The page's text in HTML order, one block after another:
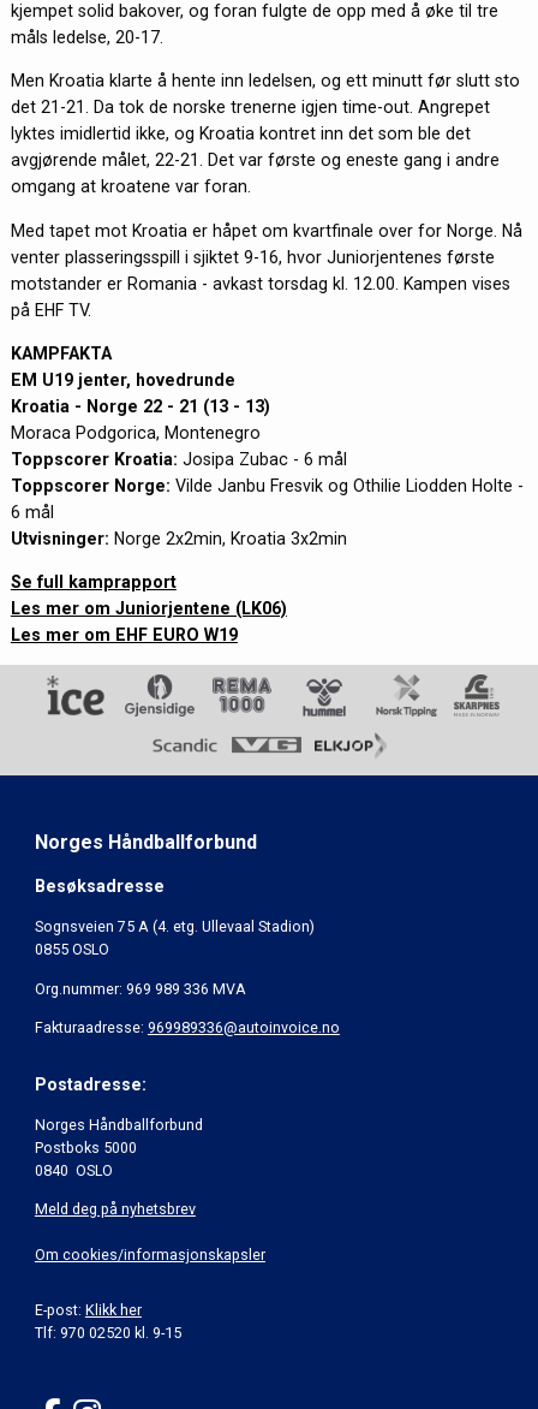
kjempet solid bakover, og foran fulgte de opp med å øke til tre
måls ledelse, 20-17.
Men Kroatia klarte å hente inn ledelsen, og ett minutt før slutt sto
det 21-21. Da tok de norske trenerne igjen time-out. Angrepet
lyktes imidlertid ikke, og Kroatia kontret inn det som ble det
avgjørende målet, 22-21. Det var første og eneste gang i andre
omgang at kroatene var foran.
Med tapet mot Kroatia er håpet om kvartfinale over for Norge. Nå
venter plasseringsspill i sjiktet 9-16, hvor Juniorjentenes første
motstander er Romania - avkast torsdag kl. 12.00. Kampen vises
på EHF TV.
KAMPFAKTA
EM U19 jenter, hovedrunde
Kroatia - Norge 22 - 21 (13 - 13)
Moraca Podgorica, Montenegro
Toppscorer Kroatia: Josipa Zubac - 6 mål
Toppscorer Norge: Vilde Janbu Fresvik og Othilie Liodden Holte -
6 mål
Utvisninger: Norge 2x2min, Kroatia 3x2min
Se full kamprapport
Les mer om Juniorjentene (LK06)
Les mer om EHF EURO W19
Norges Håndballforbund
Besøksadresse
Sognsveien 75 A (4. etg. Ullevaal Stadion)
0855 OSLO
Org.nummer: 969 989 336 MVA
Fakturaadresse: 969989336@autoinvoice.no
Postadresse:
Norges Håndballforbund
Postboks 5000
0840 OSLO
Meld deg på nyhetsbrev
Om cookies/informasjonskapsler
E-post: Klikk her
Tlf: 970 02520 kl. 9-15